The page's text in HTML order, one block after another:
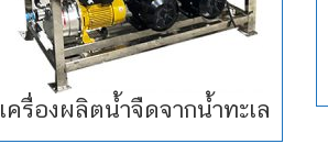
เครื่องผลิตน้ำจืดจากน้ำทะเล